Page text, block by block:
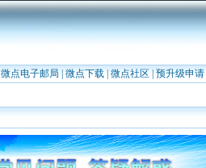
微点电子邮局 微点下载| 微点社区| 预升级申请|